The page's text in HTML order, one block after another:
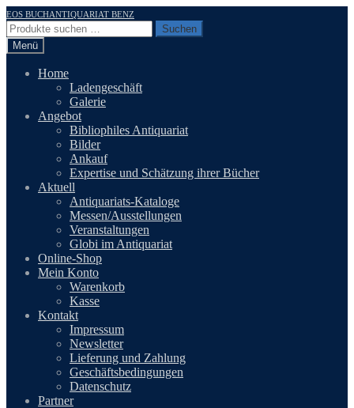
Zur
Navigation
springen
Zum
Inhalt
springen
EOS BUCHANTIQUARIAT BENZ
Suchen
nach:
Suchen
Menü
Home
Ladengeschäft
Galerie
Angebot
Bibliophiles Antiquariat
Bilder
Ankauf
Expertise und Schätzung ihrer Bücher
Aktuell
Antiquariats-Kataloge
Messen/Ausstellungen
Veranstaltungen
Globi im Antiquariat
Online-Shop
Mein Konto
Warenkorb
Kasse
Kontakt
Impressum
Newsletter
Lieferung und Zahlung
Geschäftsbedingungen
Datenschutz
Partner